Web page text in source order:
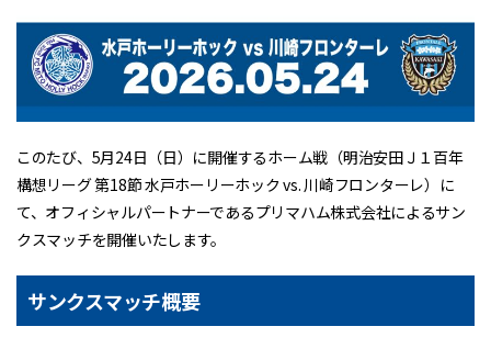
このたび、5月24日（日）に開催するホーム戦（明治安田Ｊ１百年
構想リーグ 第18節 水戸ホーリーホック vs. 川崎フロンターレ）に
て、オフィシャルパートナーであるプリマハム株式会社によるサン
クスマッチを開催いたします。
サンクスマッチ概要